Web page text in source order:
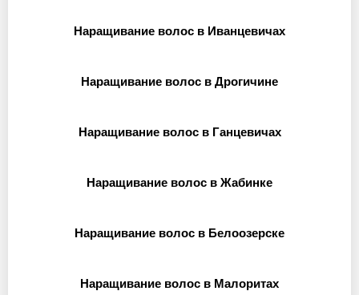
Наращивание волос в Иванцевичах
Наращивание волос в Дрогичине
Наращивание волос в Ганцевичах
Наращивание волос в Жабинке
Наращивание волос в Белоозерске
Наращивание волос в Малоритах